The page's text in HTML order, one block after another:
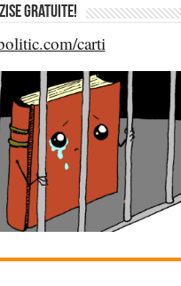
Gratuite!
carti